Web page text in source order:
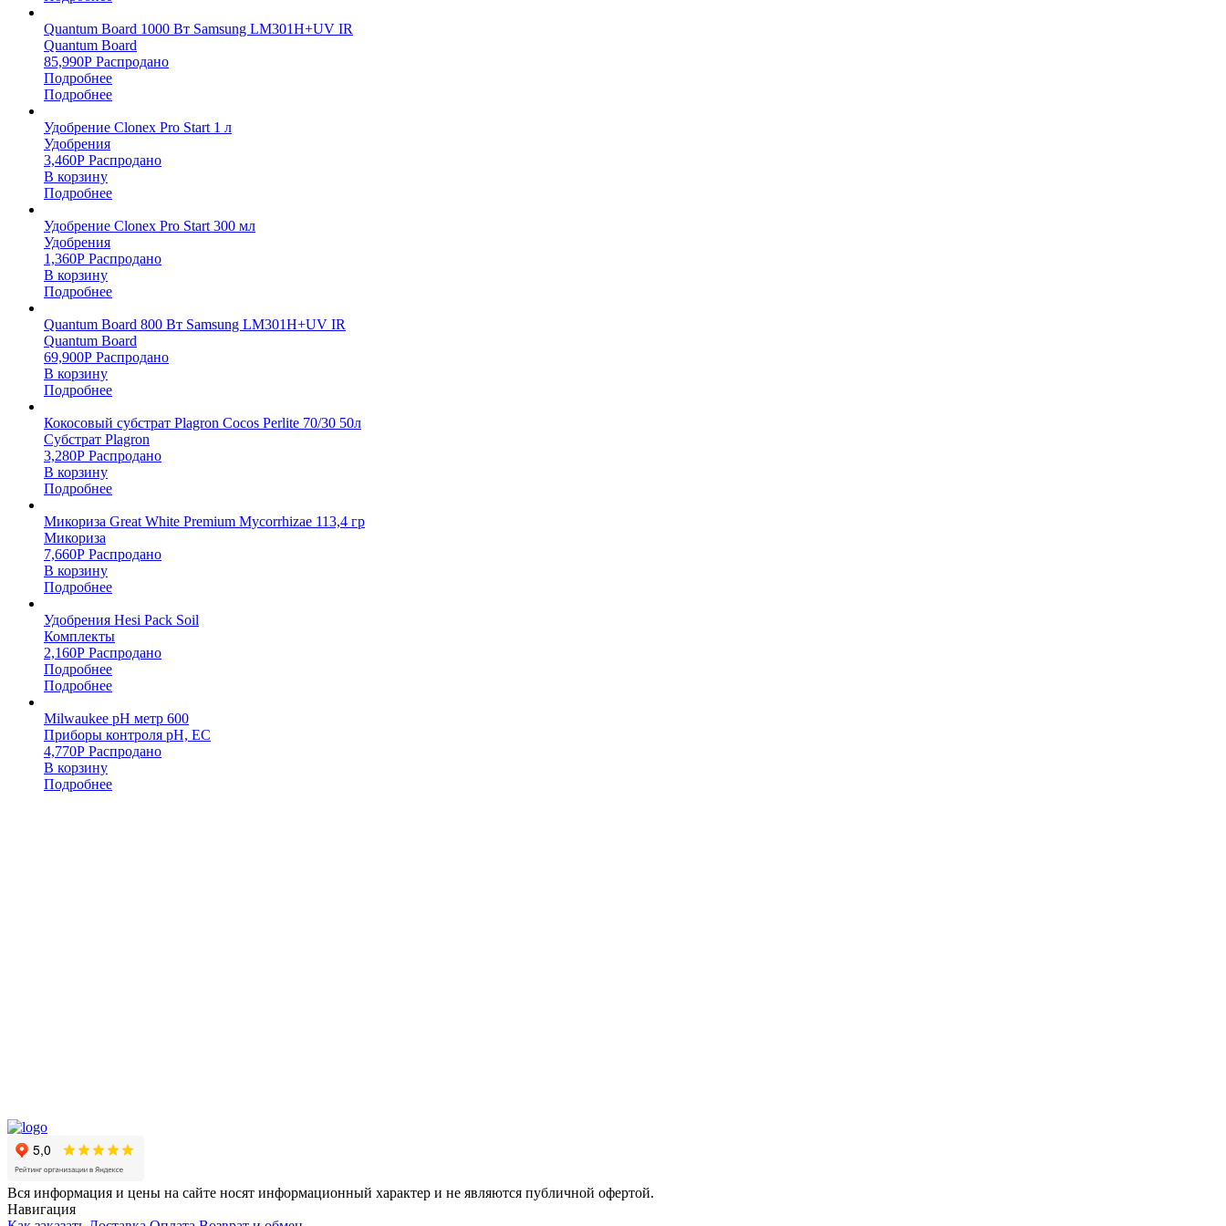
Quantum Board 1000 Вт Samsung LM301H+UV IR
Quantum Board
85,990Р Распродано
Подробнее
Подробнее
Удобрение Clonex Pro Start 1 л
Удобрения
3,460Р Распродано
В корзину
Подробнее
Удобрение Clonex Pro Start 300 мл
Удобрения
1,360Р Распродано
В корзину
Подробнее
Quantum Board 800 Вт Samsung LM301H+UV IR
Quantum Board
69,900Р Распродано
В корзину
Подробнее
Кокосовый субстрат Plagron Cocos Perlite 70/30 50л
Субстрат Plagron
3,280Р Распродано
В корзину
Подробнее
Микориза Great White Premium Mycorrhizae 113,4 гр
Микориза
7,660Р Распродано
В корзину
Подробнее
Удобрения Hesi Pack Soil
Комплекты
2,160Р Распродано
Подробнее
Подробнее
Milwaukee pH метр 600
Приборы контроля pH, EC
4,770Р Распродано
В корзину
Подробнее
Вся информация и цены на сайте носят информационный характер и не являются публичной офертой.
Навигация